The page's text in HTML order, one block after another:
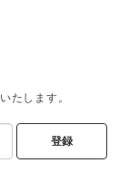
たします。
登録